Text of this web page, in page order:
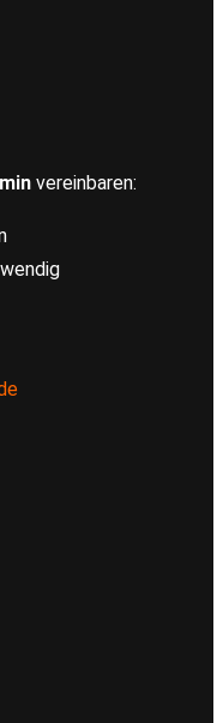
vereinbaren: